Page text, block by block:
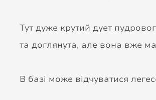
Тут дуже крутий дует
та доглянута, але вона вже
В базі може відчуватися